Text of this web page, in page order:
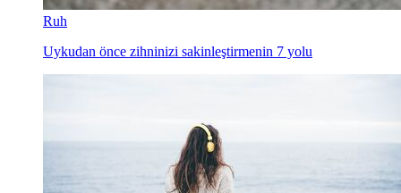
Ruh
Uykudan önce zihninizi sakinleştirmenin 7 yolu